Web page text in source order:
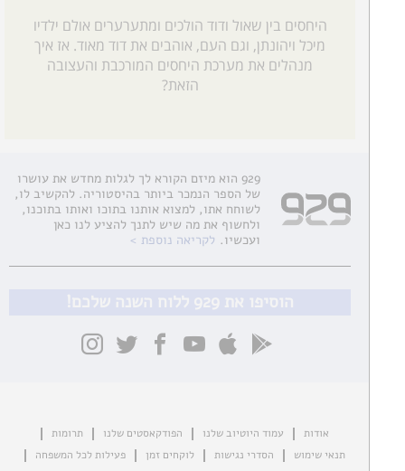
היחסים בין שאול ודוד הולכים ומתערערים אולם ילדיו
מיכל ויהונתן, וגם העם, אוהבים את דוד מאוד. אז איך
מנהלים את מערכת היחסים המורכבת והעצובה
הזאת?
929 הוא מיזם הקורא לך לגלות מחדש את עושרו
של הספר הנמכר ביותר בהיסטוריה. להקשיב לו,
לשוחח אתו, למצוא אותנו בתוכו ואותו בתוכנו,
ולחשוף את מה שיש לתנך להציע לנו כאן
ועכשיו. לקריאה נוספת
הוסיפו את 929 ללוח השנה שלכם!
אודות עמוד היוטיוב שלנו הפודקאסטים שלנו
תרומות
תנאי שימוש
הסדרי נגישות לוקחים זמן
פעילות לכל המשפחה